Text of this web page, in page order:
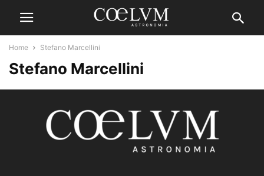
Home Stefano Marcellini
Stefano Marcellini